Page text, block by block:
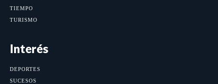
TIEMPO
TURISMO
Interés
DEPORTES
SUCESOS